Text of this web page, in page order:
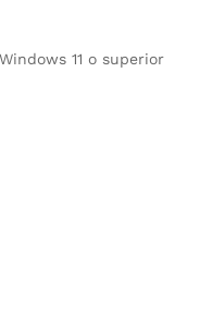
11 o superior